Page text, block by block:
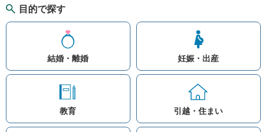
目的で探す
結婚・離婚 妊娠・出産
教育 引越・住まい